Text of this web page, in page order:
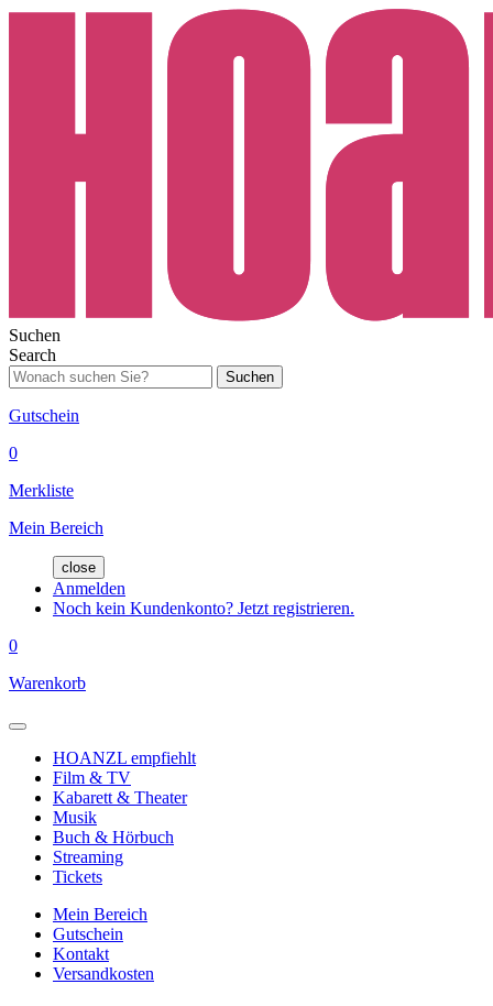
Suchen
Search
Suchen
Gutschein
0
Merkliste
Mein Bereich
close
Anmelden
Noch kein Kundenkonto? Jetzt registrieren.
0
Warenkorb
HOANZL empfiehlt
Film & TV
Kabarett & Theater
Musik
Buch & Hörbuch
Streaming
Tickets
Mein Bereich
Gutschein
Kontakt
Versandkosten